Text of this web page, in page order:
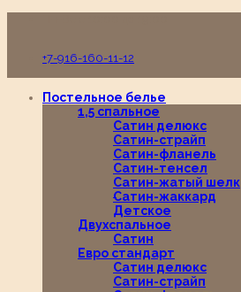
+7-916-160-11-12
Постельное белье
1,5 спальное
Сатин делюкс
Сатин-страйп
Сатин-фланель
Сатин-тенсел
Сатин-жатый шелк
Сатин-жаккард
Детское
Двухспальное
Сатин
Евро стандарт
Сатин делюкс
Сатин-страйп